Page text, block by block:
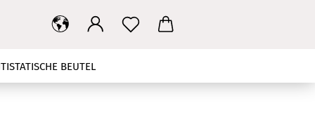
BEUTEL